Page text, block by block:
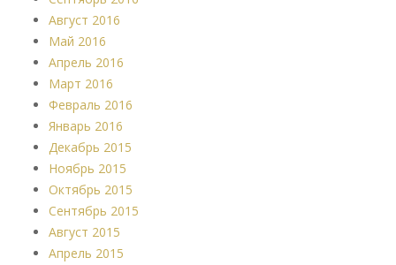
Август 2016
Май 2016
Апрель 2016
Март 2016
Февраль 2016
Январь 2016
Декабрь 2015
Ноябрь 2015
Октябрь 2015
Сентябрь 2015
Август 2015
Апрель 2015